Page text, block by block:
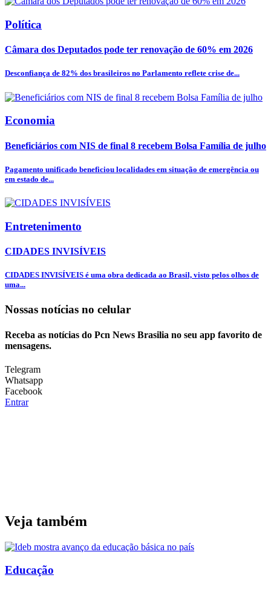
Política
Câmara dos Deputados pode ter renovação de 60% em 2026
Desconfiança de 82% dos brasileiros no Parlamento reflete crise de...
Economia
Beneficiários com NIS de final 8 recebem Bolsa Família de julho
Pagamento unificado beneficiou localidades em situação de emergência ou
em estado de...
Entretenimento
CIDADES INVISÍVEIS
CIDADES INVISÍVEIS é uma obra dedicada ao Brasil, visto pelos olhos de
uma...
Nossas notícias no celular
Receba as notícias do Pcn News Brasilia no seu app favorito de
mensagens.
Telegram
Whatsapp
Facebook
Entrar
Veja também
Educação